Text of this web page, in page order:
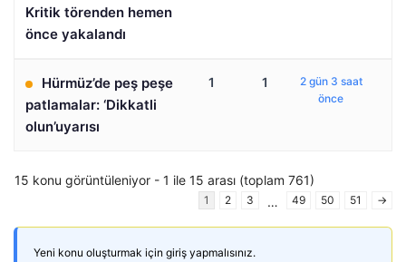
Kritik törenden hemen
önce yakalandı
Hürmüz’de peş peşe
patlamalar: ‘Dikkatli
olun’uyarısı
1 1
2 gün 3 saat
önce
15 konu görüntüleniyor - 1 ile 15 arası (toplam 761)
1 2 3 … 49 50 51 →
Yeni konu oluşturmak için giriş yapmalısınız.